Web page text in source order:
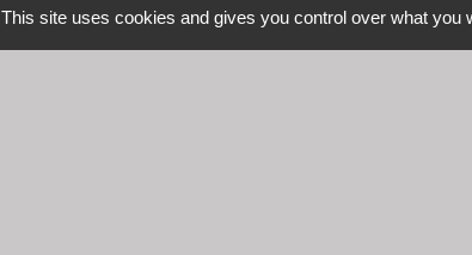
This site uses cookies and gives you control over what you